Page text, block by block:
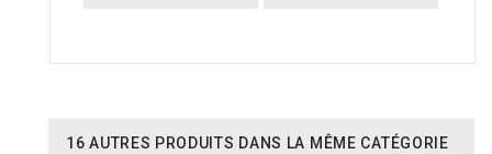
16 AUTRES PRODUITS DANS LA MÊME CATÉGORIE